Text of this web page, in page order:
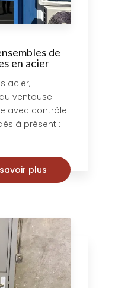
de
en acier
acier,
ventouse
avec contrôle
à présent :
plus